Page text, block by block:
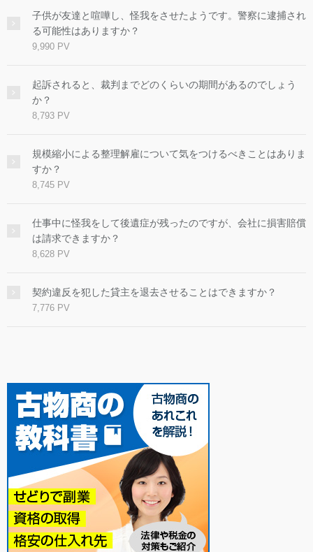
子供が友達と喧嘩し、怪我をさせたようです。警察に逮捕され
る可能性はありますか？
9,990 PV
起訴されると、裁判までどのくらいの期間があるのでしょう
か？
8,793 PV
規模縮小による整理解雇について気をつけるべきことはありま
すか？
8,745 PV
仕事中に怪我をして後遺症が残ったのですが、会社に損害賠償
は請求できますか？
8,628 PV
契約違反を犯した貸主を退去させることはできますか？
7,776 PV